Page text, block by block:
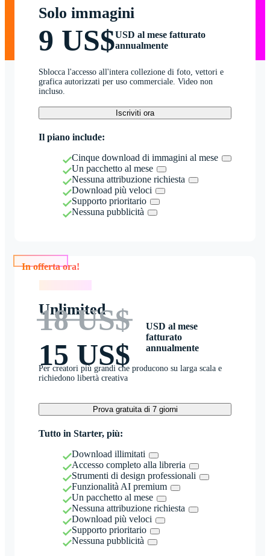
Solo immagini
9 US$USD al mese fatturato
annualmente
Sblocca l'accesso all'intera collezione di foto, vettori e
grafica autorizzati per uso commerciale. Video non
incluso.
Iscriviti ora
Il piano include:
Cinque download di immagini al mese
Un pacchetto al mese
Nessuna attribuzione richiesta
Download più veloci
Supporto prioritario
Nessuna pubblicità
Unlimited
18 US$
15 US$
USD al mese
fatturato
annualmente
Per creatori più grandi che producono su larga scala e
richiedono libertà creativa
Prova gratuita di 7 giorni
Tutto in Starter, più:
Download illimitati
Accesso completo alla libreria
Strumenti di design professionali
Funzionalità AI premium
Un pacchetto al mese
Nessuna attribuzione richiesta
Download più veloci
Supporto prioritario
Nessuna pubblicità